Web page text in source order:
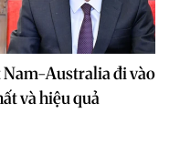
Nam-Australia đi vào
và hiệu quả